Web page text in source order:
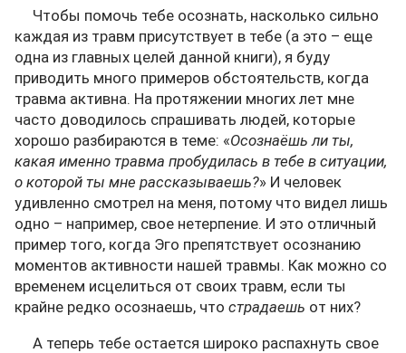
Чтобы помочь тебе осознать, насколько сильно
каждая из травм присутствует в тебе (а это – еще
одна из главных целей данной книги), я буду
приводить много примеров обстоятельств, когда
травма активна. На протяжении многих лет мне
часто доводилось спрашивать людей, которые
хорошо разбираются в теме: «Осознаёшь ли ты,
какая именно травма пробудилась в тебе в ситуации,
о которой ты мне рассказываешь?» И человек
удивленно смотрел на меня, потому что видел лишь
одно – например, свое нетерпение. И это отличный
пример того, когда Эго препятствует осознанию
моментов активности нашей травмы. Как можно со
временем исцелиться от своих травм, если ты
крайне редко осознаешь, что страдаешь от них?
А теперь тебе остается широко распахнуть свое